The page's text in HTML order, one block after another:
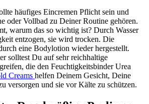
häufiges Eincremen Pflicht sein und
oder Vollbad zu Deiner Routine gehören.
warum das so wichtig ist? Durch Wasser
entzogen, sie wird trocken. Die
eine Bodylotion wieder hergestellt.
solltest Du auf sehr reichhaltige
die den Feuchtigkeitsbinder Urea
Creams helfen Deinem Gesicht, Deine
versorgen und sie vor Kälte zu schützen.